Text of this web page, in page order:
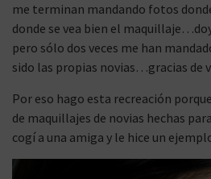
me terminan mandando fotos
donde se vea bien el
pero sólo dos veces me han
sido las propias novias…gracias de
Por eso hago esta recreación
de maquillajes de novias hechas
cogí a una amiga y le hice un